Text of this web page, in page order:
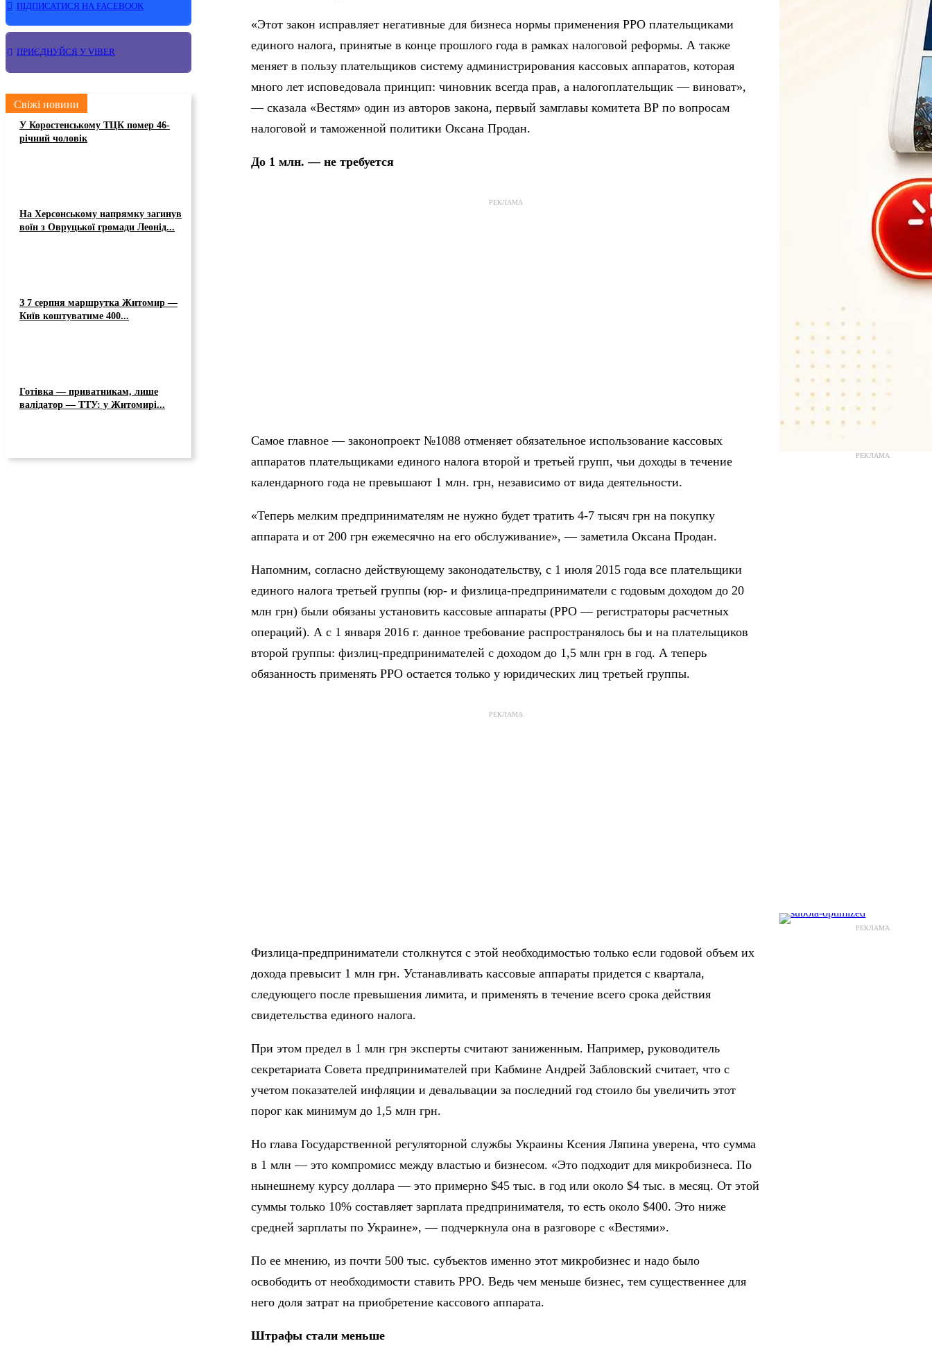
ПІДПИСАТИСЯ НА FACEBOOK
ПРИЄДНУЙСЯ У VIBER
Свіжі новини
У Коростенському ТЦК помер 46-
річний чоловік
На Херсонському напрямку загинув
воїн з Овруцької громади Леонід...
З 7 серпня маршрутка Житомир —
Київ коштуватиме 400...
Готівка — приватникам, лише
валідатор — ТТУ: у Житомирі...
«Этот закон исправляет негативные для бизнеса нормы применения РРО плательщиками
единого налога, принятые в конце прошлого года в рамках налоговой реформы. А также
меняет в пользу плательщиков систему администрирования кассовых аппаратов, которая
много лет исповедовала принцип: чиновник всегда прав, а налогоплательщик — виноват»,
— сказала «Вестям» один из авторов закона, первый замглавы комитета ВР по вопросам
налоговой и таможенной политики Оксана Продан.
До 1 млн. — не требуется
РЕКЛАМА
Самое главное — законопроект №1088 отменяет обязательное использование кассовых
аппаратов плательщиками единого налога второй и третьей групп, чьи доходы в течение
календарного года не превышают 1 млн. грн, независимо от вида деятельности.
«Теперь мелким предпринимателям не нужно будет тратить 4-7 тысяч грн на покупку
аппарата и от 200 грн ежемесячно на его обслуживание», — заметила Оксана Продан.
Напомним, согласно действующему законодательству, с 1 июля 2015 года все плательщики
единого налога третьей группы (юр- и физлица-предприниматели с годовым доходом до 20
млн грн) были обязаны установить кассовые аппараты (РРО — регистраторы расчетных
операций). А с 1 января 2016 г. данное требование распространялось бы и на плательщиков
второй группы: физлиц-предпринимателей с доходом до 1,5 млн грн в год. А теперь
обязанность применять РРО остается только у юридических лиц третьей группы.
РЕКЛАМА
Физлица-предприниматели столкнутся с этой необходимостью только если годовой объем их
дохода превысит 1 млн грн. Устанавливать кассовые аппараты придется с квартала,
следующего после превышения лимита, и применять в течение всего срока действия
свидетельства единого налога.
При этом предел в 1 млн грн эксперты считают заниженным. Например, руководитель
секретариата Совета предпринимателей при Кабмине Андрей Забловский считает, что с
учетом показателей инфляции и девальвации за последний год стоило бы увеличить этот
порог как минимум до 1,5 млн грн.
Но глава Государственной регуляторной службы Украины Ксения Ляпина уверена, что сумма
в 1 млн — это компромисс между властью и бизнесом. «Это подходит для микробизнеса. По
нынешнему курсу доллара — это примерно $45 тыс. в год или около $4 тыс. в месяц. От этой
суммы только 10% составляет зарплата предпринимателя, то есть около $400. Это ниже
средней зарплаты по Украине», — подчеркнула она в разговоре с «Вестями».
По ее мнению, из почти 500 тыс. субъектов именно этот микробизнес и надо было
освободить от необходимости ставить РРО. Ведь чем меньше бизнес, тем существеннее для
него доля затрат на приобретение кассового аппарата.
Штрафы стали меньше
РЕКЛАМА
РЕКЛАМА